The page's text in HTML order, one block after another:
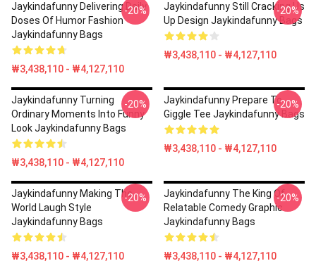
Jaykindafunny Delivering Daily
Doses Of Humor Fashion
Jaykindafunny Bags
₩3,438,110 - ₩4,127,110
-20%
Jaykindafunny Still Cracking Us
Up Design Jaykindafunny Bags
₩3,438,110 - ₩4,127,110
-20%
Jaykindafunny Turning
Ordinary Moments Into Funny
Look Jaykindafunny Bags
₩3,438,110 - ₩4,127,110
-20%
Jaykindafunny Prepare To
Giggle Tee Jaykindafunny Bags
₩3,438,110 - ₩4,127,110
-20%
Jaykindafunny Making The
World Laugh Style
Jaykindafunny Bags
₩3,438,110 - ₩4,127,110
-20%
Jaykindafunny The King Of
Relatable Comedy Graphic
Jaykindafunny Bags
₩3,438,110 - ₩4,127,110
-20%